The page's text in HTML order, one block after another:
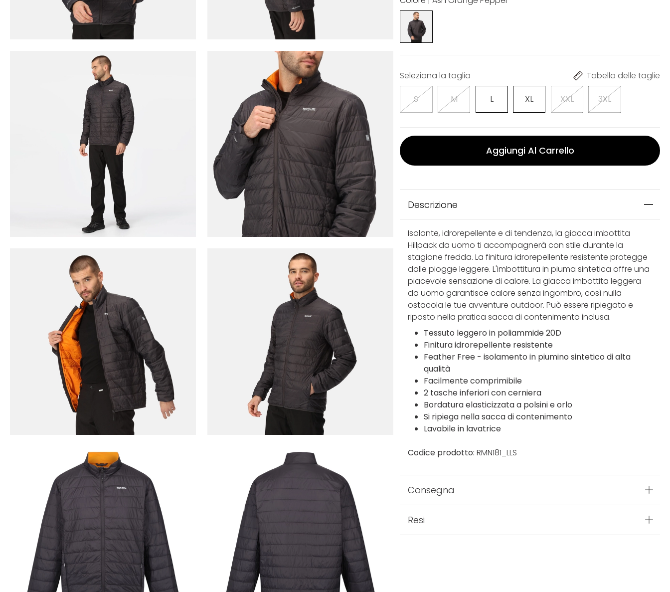
Seleziona la taglia Tabella delle taglie
S M L XL XXL 3XL
Aggiungi Al Carrello
Descrizione
Isolante, idrorepellente e di tendenza, la giacca imbottita
Hillpack da uomo ti accompagnerà con stile durante la
stagione fredda. La finitura idrorepellente resistente protegge
dalle piogge leggere. L'imbottitura in piuma sintetica offre una
piacevole sensazione di calore. La giacca imbottita leggera
da uomo garantisce calore senza ingombro, così nulla
ostacola le tue avventure outdoor. Può essere ripiegato e
riposto nella pratica sacca di contenimento inclusa.
Tessuto leggero in poliammide 20D
Finitura idrorepellente resistente
Feather Free - isolamento in piumino sintetico di alta
qualità
Facilmente comprimibile
2 tasche inferiori con cerniera
Bordatura elasticizzata a polsini e orlo
Si ripiega nella sacca di contenimento
Lavabile in lavatrice
Codice prodotto: RMN181_LLS
Consegna
Resi